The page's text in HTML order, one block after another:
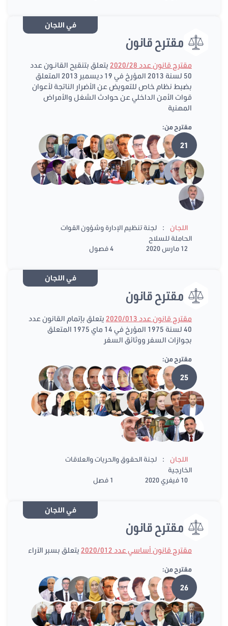
في اللجان
مقترح قانون
مقترح قانون عدد 2020/28
يتعلق بتنقيح القانـون عدد
50 لسنة 2013 المؤرخ في 19 ديسمبر 2013 المتعلق
بضبط نظام خاص للتعويض عن الأضرار الناتجة لأعوان
قوات الأمن الداخلي عن حوادث الشغل والأمراض
المهنية
مقترح من:
21
اللجان :
لجنة تنظيم الإدارة وشؤون القوات
الحاملة للسلاح
12 مارس 2020
4 فصول
في اللجان
مقترح قانون
مقترح قانون عدد 2020/013
يتعلق بإتمام القانون عدد
40 لسنة 1975 المؤرخ في 14 ماي 1975 المتعلق
بجوازات السفر ووثائق السفر
مقترح من:
25
اللجان :
لجنة الحقوق والحريات والعلاقات
الخارجية
10 فيفري 2020
1 فصل
في اللجان
مقترح قانون
مقترح قانون أساسي عدد 2020/012 يتعلق بسبر الآراء
مقترح من:
26